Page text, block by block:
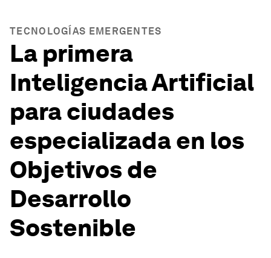
TECNOLOGÍAS EMERGENTES
La primera
Inteligencia Artificial
para ciudades
especializada en los
Objetivos de
Desarrollo
Sostenible